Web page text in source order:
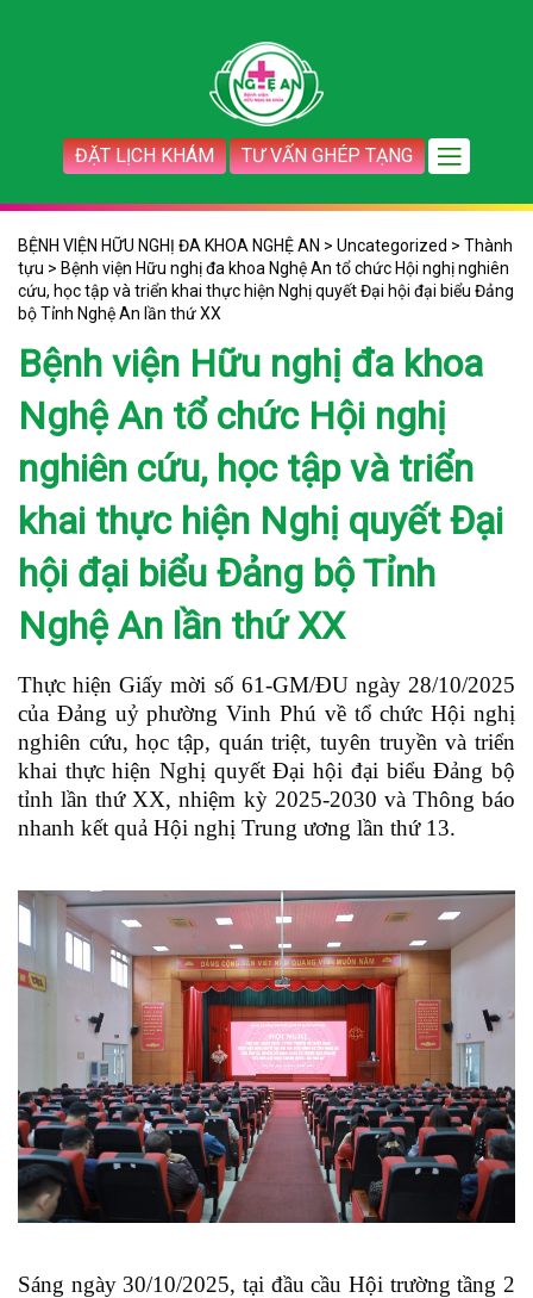
ĐẶT LỊCH KHÁM TƯ VẤN GHÉP TẠNG
BỆNH VIỆN HỮU NGHỊ ĐA KHOA NGHỆ AN > Uncategorized > Thành
tựu > Bệnh viện Hữu nghị đa khoa Nghệ An tổ chức Hội nghị nghiên
cứu, học tập và triển khai thực hiện Nghị quyết Đại hội đại biểu Đảng
bộ Tỉnh Nghệ An lần thứ XX
Bệnh viện Hữu nghị đa khoa
Nghệ An tổ chức Hội nghị
nghiên cứu, học tập và triển
khai thực hiện Nghị quyết Đại
hội đại biểu Đảng bộ Tỉnh
Nghệ An lần thứ XX
Thực hiện Giấy mời số 61-GM/ĐU ngày 28/10/2025
của Đảng uỷ phường Vinh Phú về tổ chức Hội nghị
nghiên cứu, học tập, quán triệt, tuyên truyền và triển
khai thực hiện Nghị quyết Đại hội đại biểu Đảng bộ
tỉnh lần thứ XX, nhiệm kỳ 2025-2030 và Thông báo
nhanh kết quả Hội nghị Trung ương lần thứ 13.
Sáng ngày 30/10/2025, tại đầu cầu Hội trường tầng 2